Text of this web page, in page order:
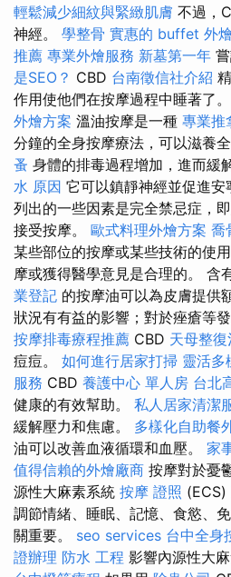
輕鬆減少細紋與緊緻肌膚 不過，
神經。 學整骨 實惠的 buffet 外
推薦 專業外燴服務 新墓第一年
是SEO？ CBD 台南徵信社介紹
作用使他們在按摩過程中睡著了
外燴方案 溫油按摩是一種 專業推
分鐘的全身按摩療法，可以滋養
蚤 身體的排毒過程增加，進而緩
水 原因 它可以鎮靜神經並促進安
列出的一些因素是完全禁忌症，
接受按摩。 歐式料理外燴方案 喬
某些部位的按摩或某些技術的使
摩或獲得醫學意見是合理的。 含
業登記 的按摩油可以為皮膚提供
狀況有有益的影響；對於痤瘡等
按摩排毒療程推薦 CBD 天母整復
痘痘。 如何進行居家打掃 靈活多
服務 CBD 養護中心 單人房 台北
健康的有效幫助。 私人居家清潔
緩解壓力和焦慮。 多樣化自助餐
油可以改善血液循環和血壓。 家
值得信賴的外燴廠商 按摩對於憂
源性大麻素系統 按摩 證照 (ECS)
調節情緒、睡眠、記憶、食慾、
關重要。 seo services 台中全身
證辦理 防水 工程 影響內源性大